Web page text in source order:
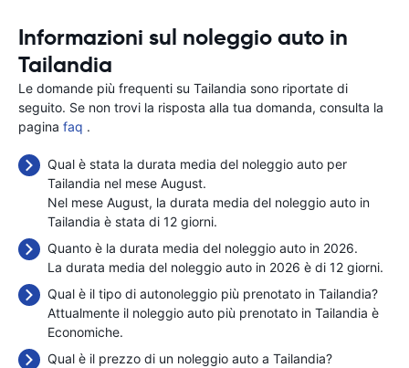
Informazioni sul noleggio auto in
Tailandia
Le domande più frequenti su Tailandia sono riportate di
seguito. Se non trovi la risposta alla tua domanda, consulta la
pagina faq .
Qual è stata la durata media del noleggio auto per
Tailandia nel mese August.
Nel mese August, la durata media del noleggio auto in
Tailandia è stata di 12 giorni.
Quanto è la durata media del noleggio auto in 2026.
La durata media del noleggio auto in 2026 è di 12 giorni.
Qual è il tipo di autonoleggio più prenotato in Tailandia?
Attualmente il noleggio auto più prenotato in Tailandia è
Economiche.
Qual è il prezzo di un noleggio auto a Tailandia?